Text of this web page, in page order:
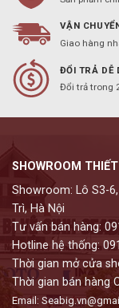
VẬN
Giao hàng
ĐỔI TRẢ DỄ
Đổi trả trong
SHOWROOM
Showroom: Lô S3-
Trì, Hà Nội
Tư vấn bán hàng:
Hotline hệ thống:
Thời gian mở cửa
Thời gian bán hàng
Email: